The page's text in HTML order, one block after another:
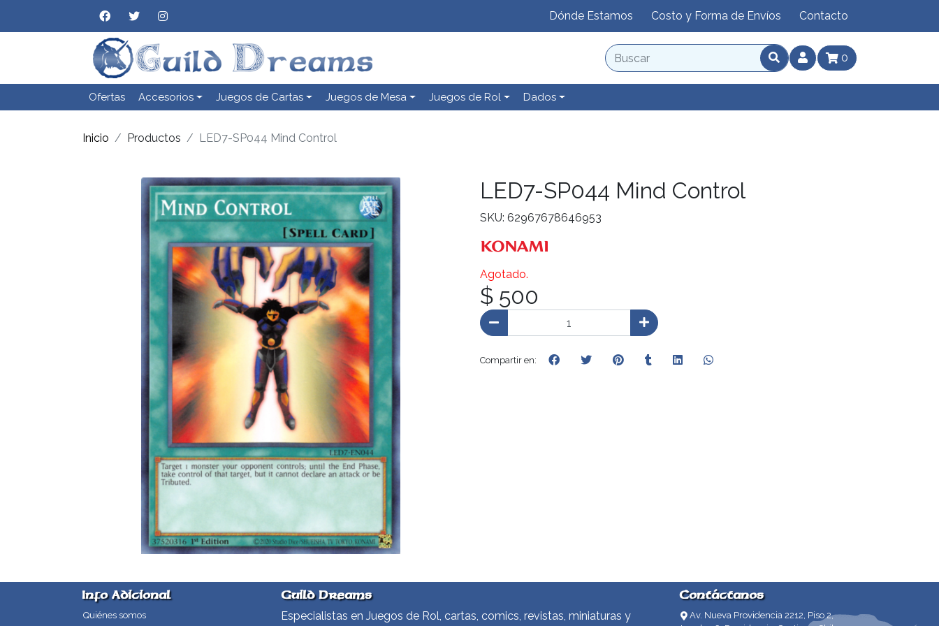
Dónde Estamos Costo y Forma de Envíos Contacto
0
Ofertas Accesorios Juegos de Cartas Juegos de Mesa Juegos de Rol Dados
Inicio Productos LED7-SP044 Mind Control
LED7-SP044 Mind Control
SKU: 62967678646953
Agotado.
$ 500
Compartir en:
Info Adicional
Quiénes somos
Guild Dreams
Especialistas en Juegos de Rol, cartas, comics, revistas, miniaturas y
Contáctanos
Av. Nueva Providencia 2212, Piso 2,